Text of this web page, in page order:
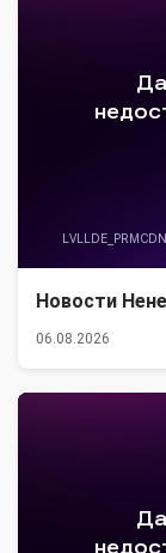
Новости
06.08.2026